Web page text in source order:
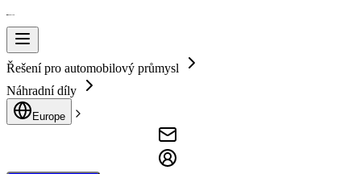
Řešení pro automobilový průmysl
Náhradní díly
Europe